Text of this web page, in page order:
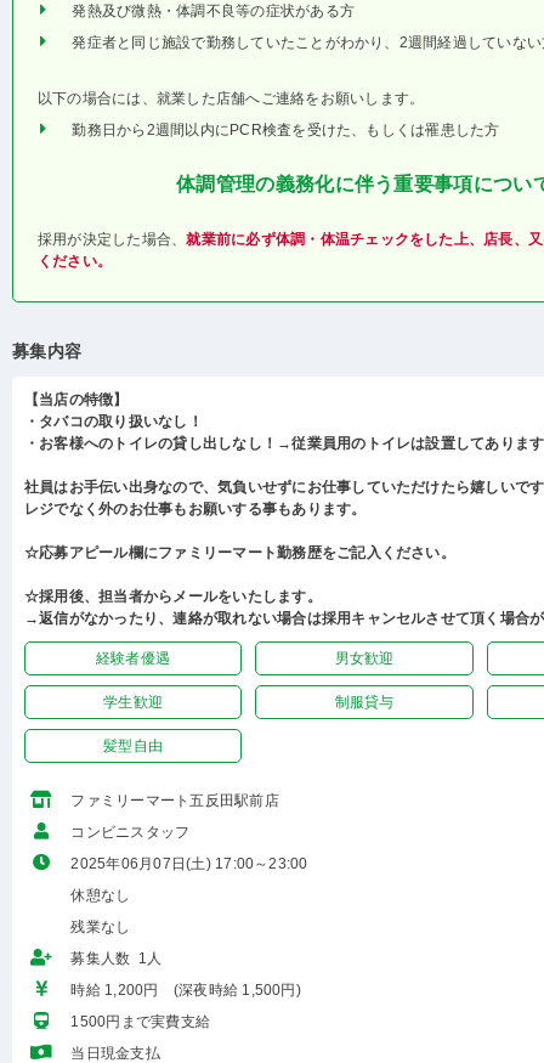
発熱及び微熱・体調不良等の症状がある方
発症者と同じ施設で勤務していたことがわかり、2週間経過していな
以下の場合には、就業した店舗へご連絡をお願いします。
勤務日から2週間以内にPCR検査を受けた、もしくは罹患した方
体調管理の義務化に伴う重要事項につい
採用が決定した場合、就業前に必ず体調・体温チェックをした上、店長、
ください。
募集内容
【当店の特徴】
・タバコの取り扱いなし！
・お客様へのトイレの貸し出しなし！→従業員用のトイレは設置してありま
社員はお手伝い出身なので、気負いせずにお仕事していただけたら嬉しいで
レジでなく外のお仕事もお願いする事もあります。
☆応募アピール欄にファミリーマート勤務歴をご記入ください。
☆採用後、担当者からメールをいたします。
→返信がなかったり、連絡が取れない場合は採用キャンセルさせて頂く場合
経験者優遇 男女歓迎
学生歓迎 制服貸与
髪型自由
ファミリーマート五反田駅前店
コンビニスタッフ
2025年06月07日(土) 17:00～23:00
休憩なし
残業なし
募集人数 1人
時給 1,200円 (深夜時給 1,500円)
1500円まで実費支給
当日現金支払